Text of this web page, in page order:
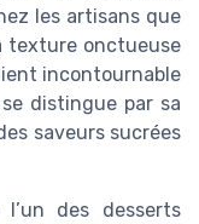
les artisans que
texture onctueuse
incontournable
distingue par sa
saveurs sucrées
des desserts